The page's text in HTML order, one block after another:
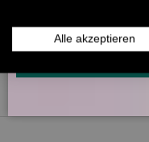
INFOS ÜBER
KLICK HIER UND
Alle akzeptieren